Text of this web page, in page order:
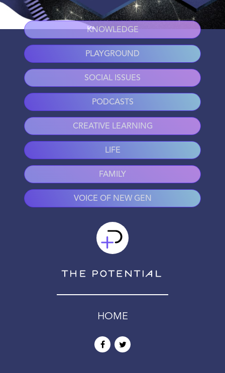
KNOWLEDGE
PLAYGROUND
SOCIAL ISSUES
PODCASTS
CREATIVE LEARNING
LIFE
FAMILY
VOICE OF NEW GEN
HOME